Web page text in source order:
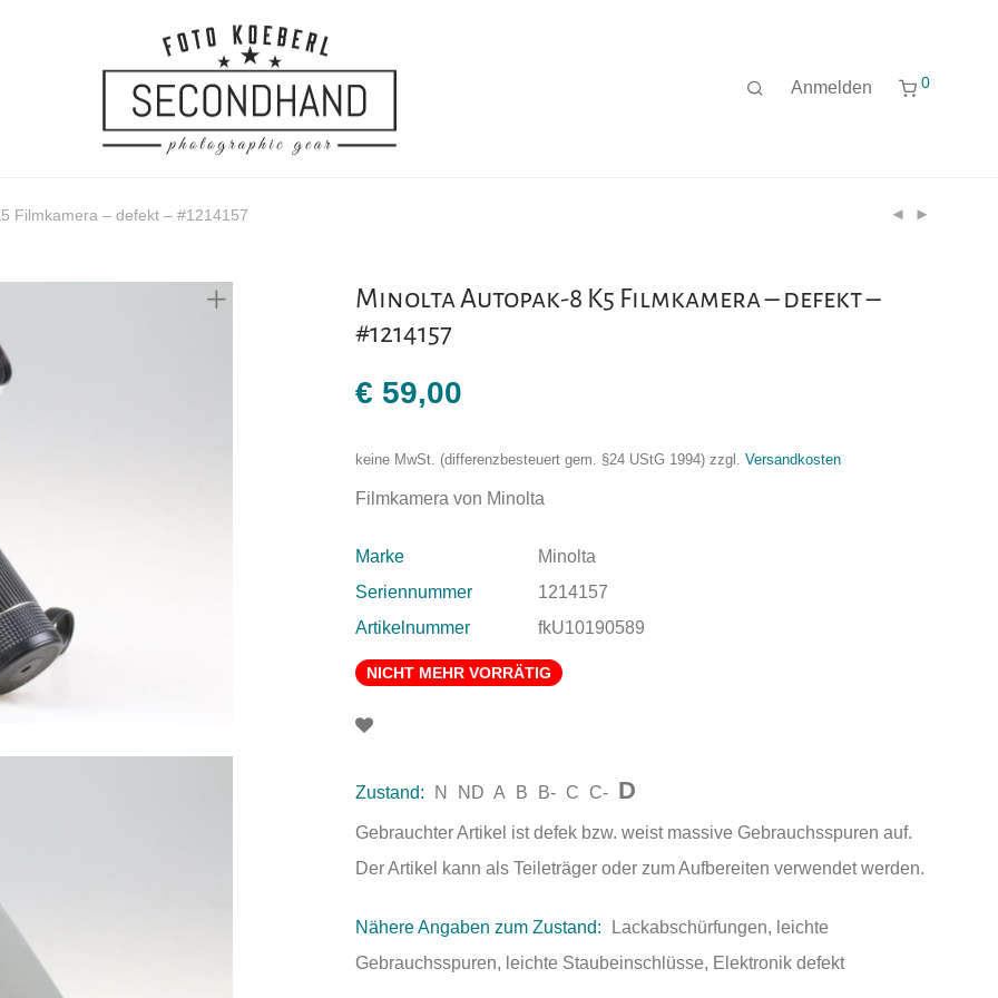
Anmelden 0
Filmkamera – defekt – #1214157
Minolta Autopak-8 K5 Filmkamera – defekt –
#1214157
€ 59,00
keine MwSt. (differenzbesteuert gem. §24 UStG 1994) zzgl. Versandkosten
Filmkamera von Minolta
Marke
Minolta
Seriennummer
1214157
Artikelnummer
fkU10190589
NICHT MEHR VORRÄTIG
Zustand: N ND A B B- C C- D
Gebrauchter Artikel ist defek bzw. weist massive Gebrauchsspuren auf.
Der Artikel kann als Teileträger oder zum Aufbereiten verwendet werden.
Nähere Angaben zum Zustand:
Lackabschürfungen, leichte
Gebrauchsspuren, leichte Staubeinschlüsse, Elektronik defekt